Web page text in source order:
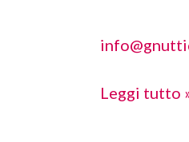
GNUTTI
Leggi tutto